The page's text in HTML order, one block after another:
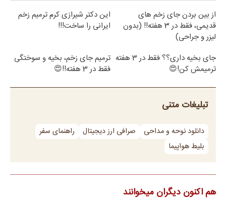
از بین بردن جای زخم های
قدیمی، فقط در 3 هفته!! (بدون
لیزر و جراحی)
این دکتر شیرازی کرم ترمیم زخم
ایرانی را ساخت!!!
جای بخیه داری؟؟ فقط در 3 هفته
ترمیمش کن!😍
ترمیم جای زخم، بخیه و سوختگی
فقط در 3 هفته!!😍
تبلیغات متنی
دانلود نوحه و مداحی صرافی ارز دیجیتال
راهنمای سفر
بلیط هواپیما
هم اکنون دیگران میخوانند